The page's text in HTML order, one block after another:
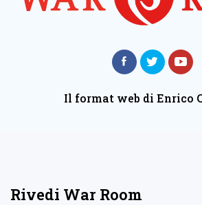
Il format web di Enrico
Rivedi War Room